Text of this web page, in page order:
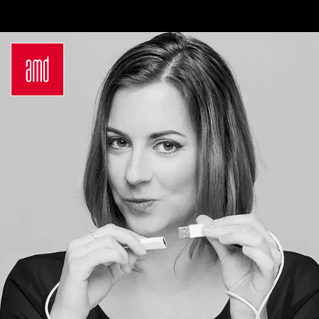
Innenarchitektur
Marken- &
Kommunikationsdesign
Interior Design
Designmanagement
Fashion Journalism &
Communication
Sustainability in
Creative Industries
Fashion & Design
Management
Fashion Design
Master
Luxury Management
Generatives Design &
Zulassung
Kosten & Finanzierung
FAQ
Career Development an
der AMD
Networking
International
Auslandsprogramme
für unsere
Studierenden
Internationale
Partnerhochschulen
Studieren in
Deutschland
Studyplus
Deinen Campus entdecken
Düsseldorf